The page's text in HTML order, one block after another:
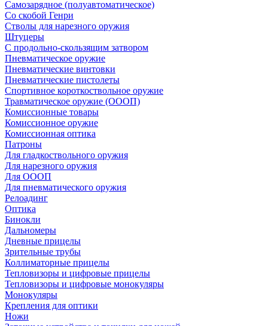
Самозарядное (полуавтоматическое)
Со скобой Генри
Стволы для нарезного оружия
Штуцеры
С продольно-скользящим затвором
Пневматическое оружие
Пневматические винтовки
Пневматические пистолеты
Спортивное короткоствольное оружие
Травматическое оружие (ОООП)
Комиссионные товары
Комиссионное оружие
Комиссионная оптика
Патроны
Для гладкоствольного оружия
Для нарезного оружия
Для ОООП
Для пневматического оружия
Релоадинг
Оптика
Бинокли
Дальномеры
Дневные прицелы
Зрительные трубы
Коллиматорные прицелы
Тепловизоры и цифровые прицелы
Тепловизоры и цифровые монокуляры
Монокуляры
Крепления для оптики
Ножи